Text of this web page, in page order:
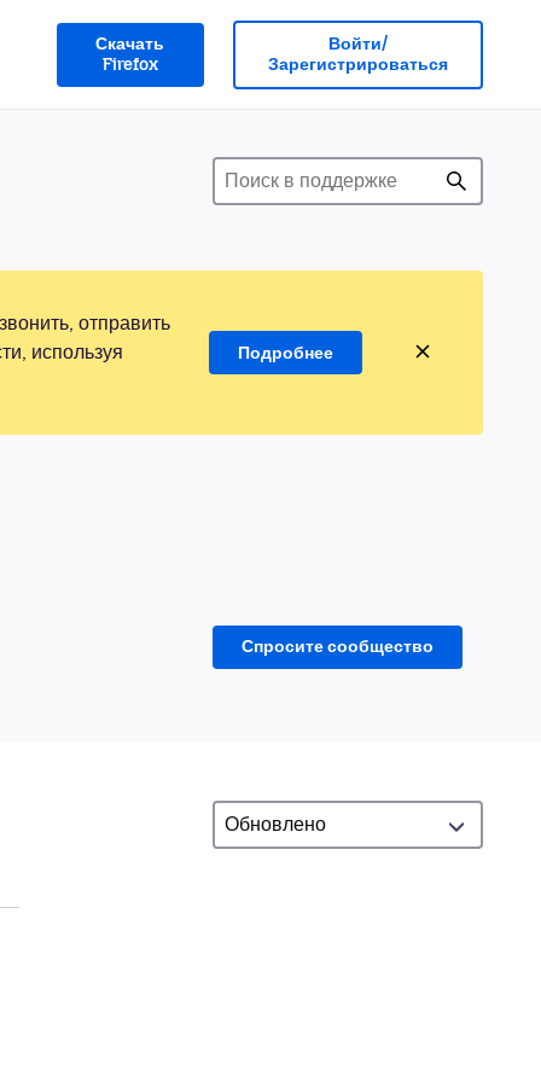
Скачать
Firefox
Войти/
Зарегистрироваться
отправить
используя
Подробнее
Спросите сообщество